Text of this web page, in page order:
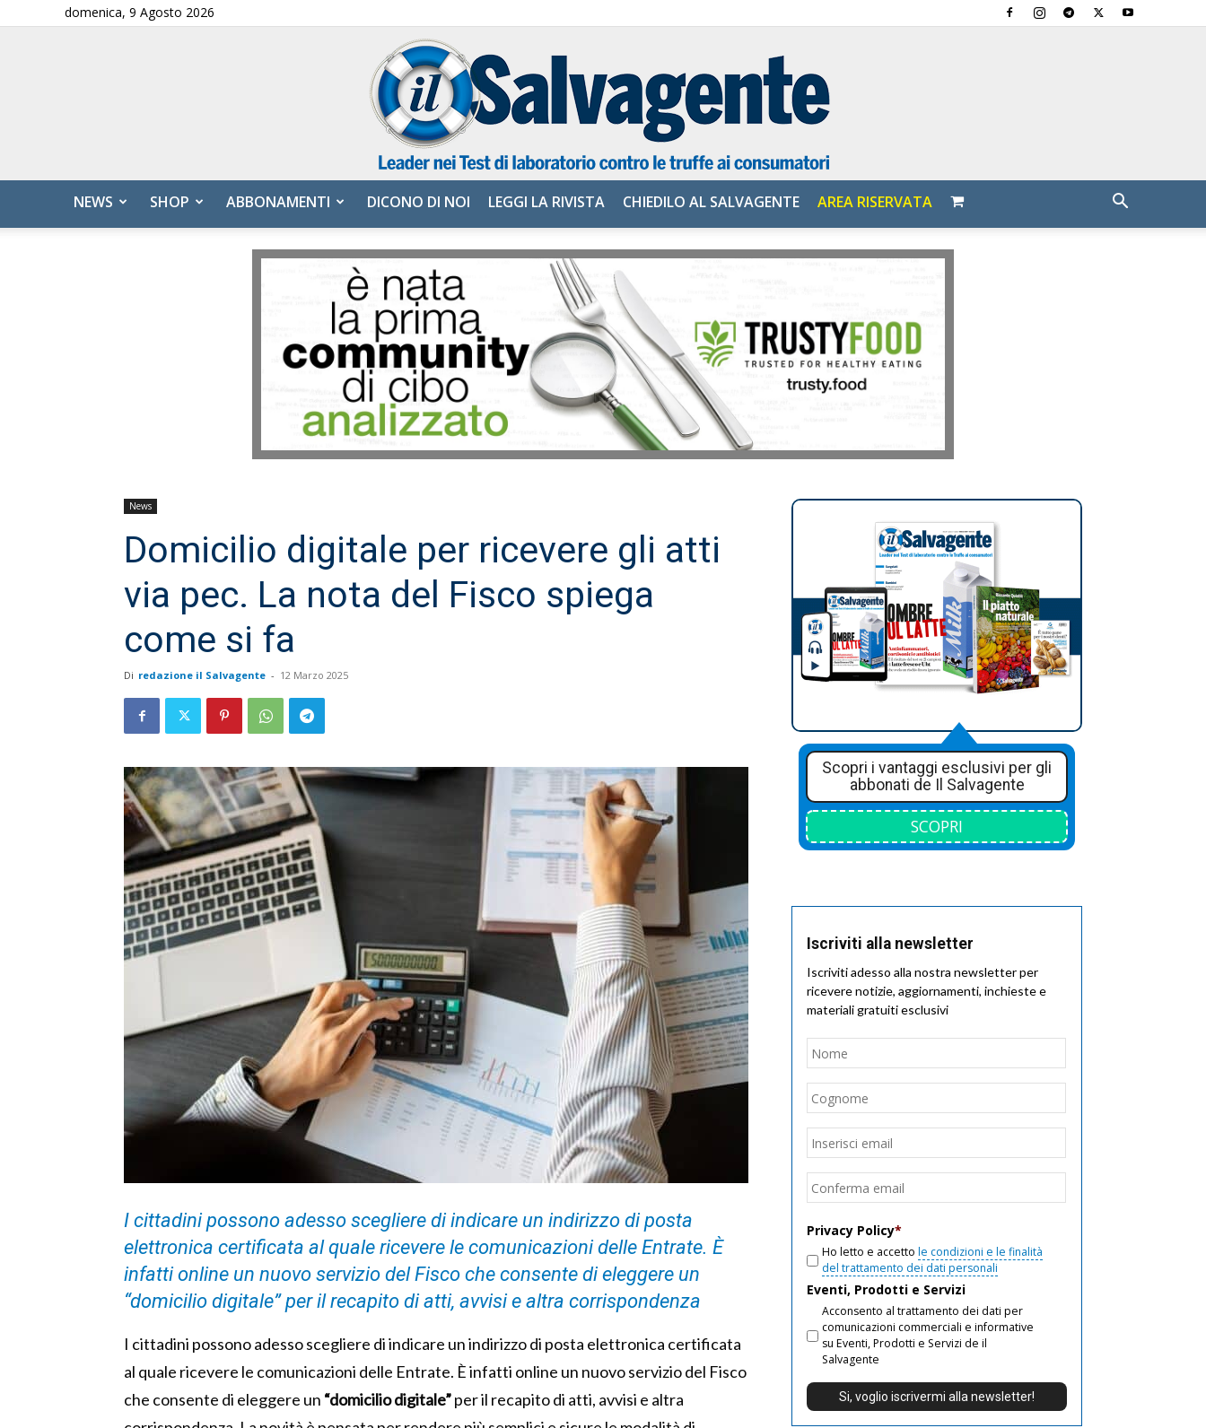
domenica, 9 Agosto 2026
Salvagente
NEWS SHOP ABBONAMENTI DICONO DI NOI LEGGI LA RIVISTA CHIEDILO AL SALVAGENTE AREA RISERVATA
News
Domicilio digitale per ricevere gli atti
via pec. La nota del Fisco spiega
come si fa
Di redazione il Salvagente - 12 Marzo 2025
I cittadini possono adesso scegliere di indicare un indirizzo di posta
elettronica certificata al quale ricevere le comunicazioni delle Entrate. È
infatti online un nuovo servizio del Fisco che consente di eleggere un
“domicilio digitale” per il recapito di atti, avvisi e altra corrispondenza
I cittadini possono adesso scegliere di indicare un indirizzo di posta elettronica certificata
al quale ricevere le comunicazioni delle Entrate. È infatti online un nuovo servizio del Fisco
che consente di eleggere un “domicilio digitale”per il recapito di atti, avvisi e altra
Scopri i vantaggi esclusivi per gli
abbonati de Il Salvagente
SCOPRI
Iscriviti alla newsletter
Iscriviti adesso alla nostra newsletter per
ricevere notizie, aggiornamenti, inchieste e
materiali gratuiti esclusivi
Nome
Email
Privacy Policy*
Ho letto e accetto le condizioni e le finalità
del trattamento dei dati personali
Eventi, Prodotti e Servizi
Acconsento al trattamento dei dati per
comunicazioni commerciali e informative
su Eventi, Prodotti e Servizi de il
Salvagente